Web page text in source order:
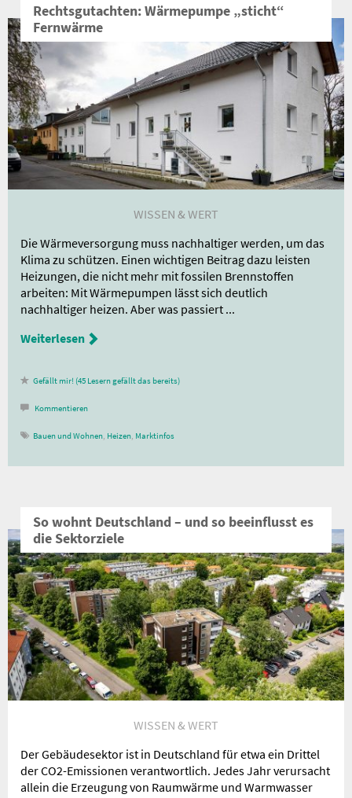
Rechtsgutachten: Wärmepumpe „sticht“
Fernwärme
WISSEN & WERT
Die Wärmeversorgung muss nachhaltiger werden, um das
Klima zu schützen. Einen wichtigen Beitrag dazu leisten
Heizungen, die nicht mehr mit fossilen Brennstoffen
arbeiten: Mit Wärmepumpen lässt sich deutlich
nachhaltiger heizen. Aber was passiert ...
Weiterlesen
45 Lesern gefällt das
Kommentieren
Bauen und Wohnen Heizen Marktinfos
So wohnt Deutschland – und so beeinflusst es
die Sektorziele
WISSEN & WERT
Der Gebäudesektor ist in Deutschland für etwa ein Drittel
der CO2-Emissionen verantwortlich. Jedes Jahr verursacht
allein die Erzeugung von Raumwärme und Warmwasser